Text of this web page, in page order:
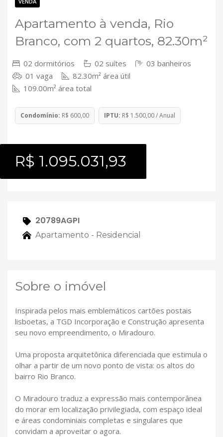
Apartamento à venda, Rio
Branco, com 2 quartos, 82.30m²
02 dormitórios 02 suítes
03 banheiros
01 vaga
82.30m² área útil
109.00m² área total
Condomínio: R$ 600,00 IPTU: R$ 1.500,00 / Anual
R$ 1.095.031,93
20789AGPI
Apartamento - Residencial
Sobre o imóvel
Inspirada pelos mais emblemáticos cartões postais
lisboetas, a TGD Incorporação e Construção apresenta
seu novo empreendimento, o Miradouro.
Uma proposta arquitetônica diferenciada que estimula o
olhar a partir de um novo ponto de vista: os altos do
bairro Rio Branco.
O Miradouro traduz a expressão mais contemporânea
do morar em localização privilegiada, com espaço ideal
e áreas condominiais completas e singulares que
convidam a aproveitar o agora.